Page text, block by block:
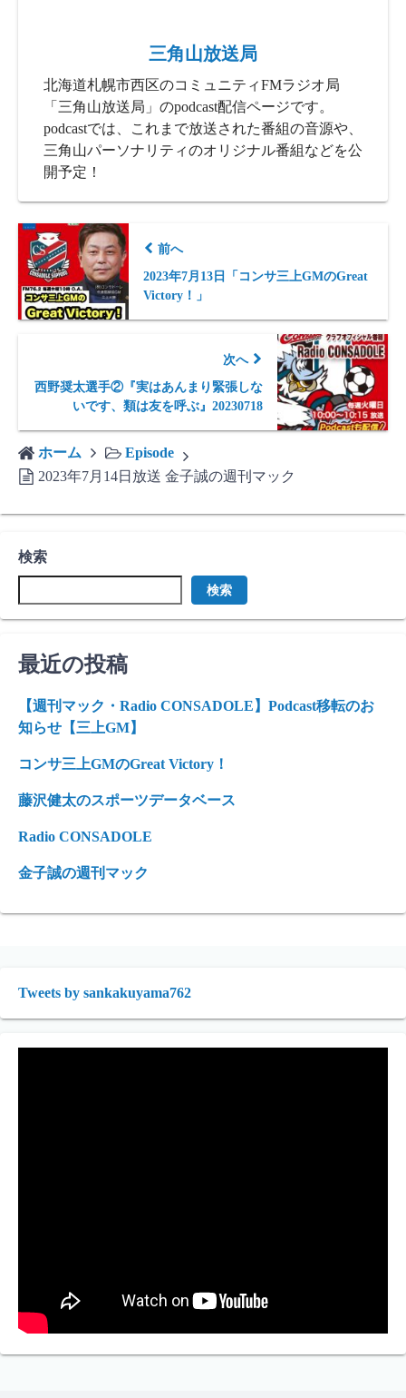
三角山放送局
北海道札幌市西区のコミュニティFMラジオ局
「三角山放送局」のpodcast配信ページです。
podcastでは、これまで放送された番組の音源や、
三角山パーソナリティのオリジナル番組などを公
開予定！
前へ
2023年7月13日「コンサ三上GMのGreat
Victory！」
次へ
西野奨太選手②『実はあんまり緊張しな
いです、類は友を呼ぶ』20230718
ホーム
Episode
2023年7月14日放送 金子誠の週刊マック
検索
検索
最近の投稿
【週刊マック・Radio CONSADOLE】Podcast移転のお
知らせ【三上GM】
コンサ三上GMのGreat Victory！
藤沢健太のスポーツデータベース
Radio CONSADOLE
金子誠の週刊マック
Tweets by sankakuyama762